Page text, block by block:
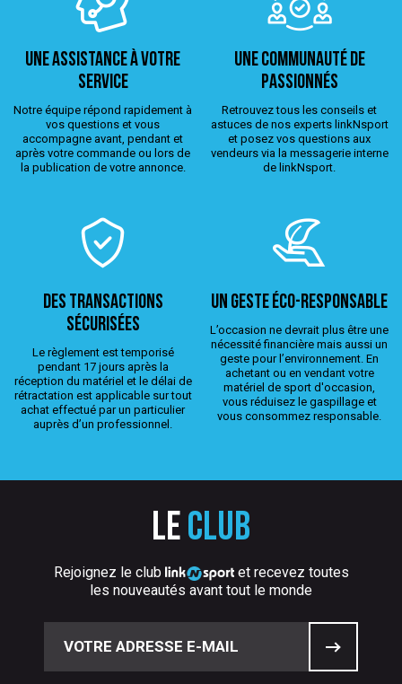
Une assistance à votre
service
Notre équipe répond rapidement à
vos questions et vous
accompagne avant, pendant et
après votre commande ou lors de
la publication de votre annonce.
Une Communauté de
passionnés
Retrouvez tous les conseils et
astuces de nos experts linkNsport
et posez vos questions aux
vendeurs via la messagerie interne
de linkNsport.
Des transactions
sécurisées
Le règlement est temporisé
pendant 17 jours après la
réception du matériel et le délai de
rétractation est applicable sur tout
achat effectué par un particulier
auprès d’un professionnel.
Un geste éco-responsable
L’occasion ne devrait plus être une
nécessité financière mais aussi un
geste pour l’environnement. En
achetant ou en vendant votre
matériel de sport d'occasion,
vous réduisez le gaspillage et
vous consommez responsable.
Le club
Rejoignez le club
et recevez toutes
les nouveautés avant tout le monde